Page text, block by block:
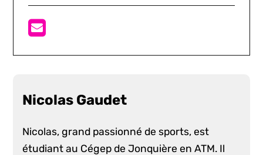
Nicolas Gaudet
Nicolas, grand passionné de sports, est
étudiant au Cégep de Jonquière en ATM. Il